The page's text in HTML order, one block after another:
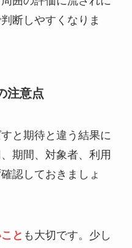
断しやすくなりま
注意点
と期待と違う結果に
期間、対象者、利用
認しておきましょ
と も大切です。少し